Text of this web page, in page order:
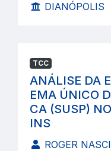
DIANÓPOLIS
TCC
ANÁLISE DA
EMA ÚNICO
CA (SUSP)
INS
ROGER